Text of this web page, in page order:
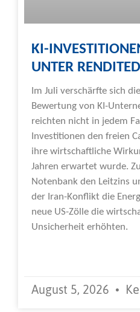
KI-
UNTER
Im Juli verschärfte sich
Bewertung von KI-
reichten nicht in jedem
Investitionen den freien
ihre wirtschaftliche
Jahren erwartet wurde.
Notenbank den Leitzins
der Iran-Konflikt die
neue US-Zölle die
Unsicherheit erhöhten.
August 5, 2026